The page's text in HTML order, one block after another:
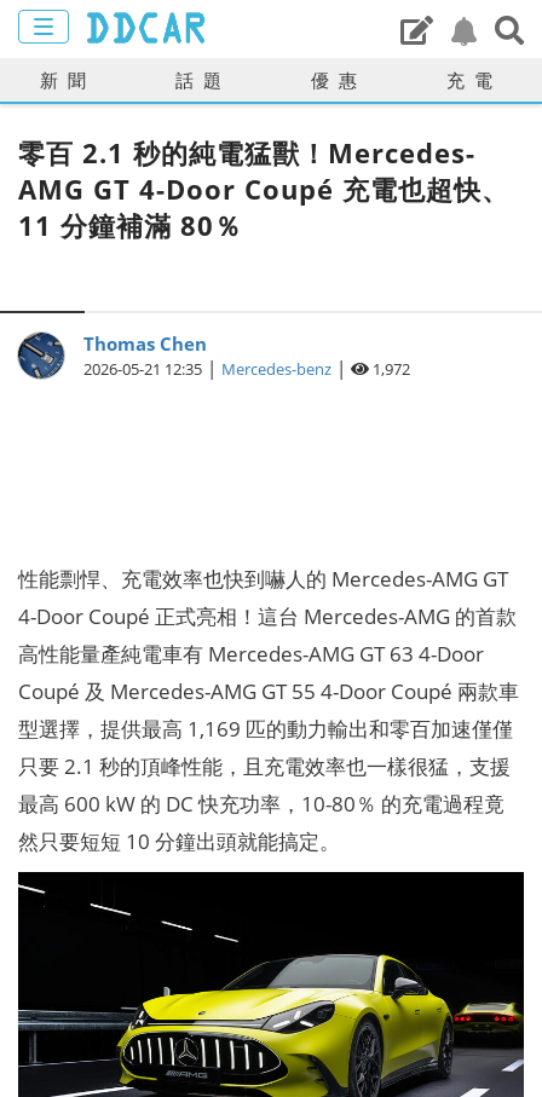
新聞 話題 優惠 充電
零百 2.1 秒的純電猛獸！Mercedes-
AMG GT 4-Door Coupé 充電也超快、
11 分鐘補滿 80％
Thomas Chen
2026-05-21 12:35 | Mercedes-benz | 1,972
性能剽悍、充電效率也快到嚇人的 Mercedes-AMG GT
4-Door Coupé 正式亮相！這台 Mercedes-AMG 的首款
高性能量產純電車有 Mercedes-AMG GT 63 4-Door
Coupé 及 Mercedes-AMG GT 55 4-Door Coupé 兩款車
型選擇，提供最高 1,169 匹的動力輸出和零百加速僅僅
只要 2.1 秒的頂峰性能，且充電效率也一樣很猛，支援
最高 600 kW 的 DC 快充功率，10-80％ 的充電過程竟
然只要短短 10 分鐘出頭就能搞定。